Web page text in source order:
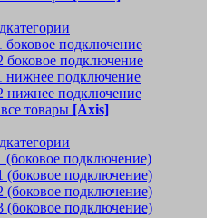
боковое подключение
боковое подключение
нижнее подключение
нижнее подключение
товары [Axis]
(боковое подключение)
(боковое подключение)
(боковое подключение)
(боковое подключение)